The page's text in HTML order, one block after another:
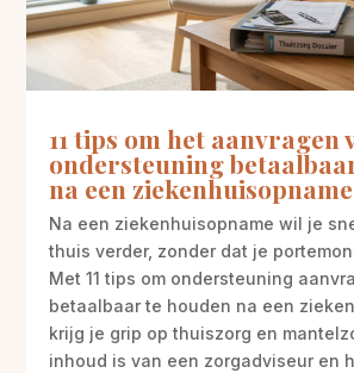
11 tips om het aanvragen
ondersteuning
na een
Na een ziekenhuisopname wil je
thuis verder, zonder dat je
Met 11 tips om ondersteuning
betaalbaar te houden na een
krijg je grip op thuiszorg en
inhoud is van een zorgadviseur en